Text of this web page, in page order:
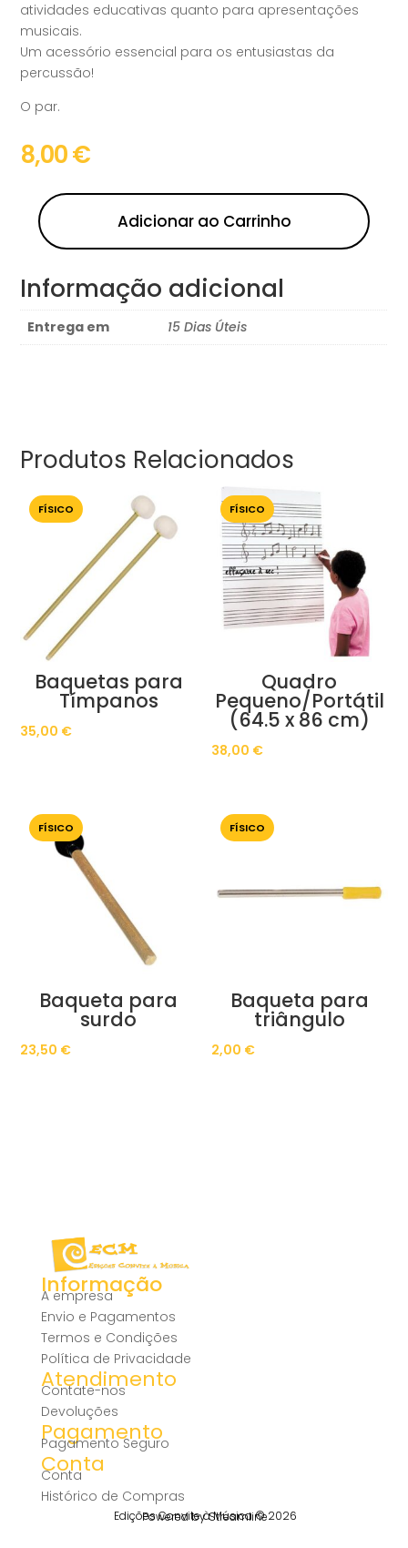
atividades educativas quanto para apresentações
musicais.
Um acessório essencial para os entusiastas da
percussão!
O par.
8,00€
Adicionar ao Carrinho
Informação adicional
Entrega em 15 Dias Úteis
Produtos Relacionados
FÍSICO
Baquetas para
Tímpanos
35,00 €
FÍSICO
Quadro
Pequeno/Portátil
(64.5 x 86 cm)
38,00 €
FÍSICO
Baqueta para
surdo
23,50 €
FÍSICO
Baqueta para
triângulo
2,00 €
Informação
A empresa
Envio e Pagamentos
Termos e Condições
Política de Privacidade
Atendimento
Contate-nos
Devoluções
Pagamento
Pagamento Seguro
Conta
Conta
Histórico de Compras
Edições Convite à Música © 2026
Powered by Streamline